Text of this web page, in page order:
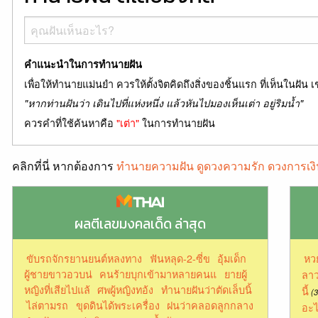
คำแนะนำในการทำนายฝัน
เพื่อให้ทำนายแม่นยำ ควรให้ตั้งจิตคิดถึงสิ่งของชิ้นแรก ที่เห็นในฝัน
"หากท่านฝันว่า เดินไปที่แห่งหนึ่ง แล้วหันไปมองเห็นเต่า อยู่ริมน้ำ"
ควรคำที่ใช้ค้นหาคือ "เต่า"ในการทำนายฝัน
คลิกที่นี่ หากต้องการ ทำนายความฝัน ดูดวงความรัก ดวงการเ
ผลตีเลขมงคลเด็ด ล่าสุด
ขับรถจักรยานยนต์หลงทาง ฟันหลุด-2-ซี่ข อุ้มเด็ก
ผู้ชายขาวอวบน่ คนร้ายบุกเข้ามาหลายคนแ ยายผู้
หญิงที่เสียไปแล้ ศพผู้หญิงทอ้ง ทํานายฝันว่าตัดเล็บนิ้
ไล่ตามรถ ขุดดินได้พระเครื่อง ฝนว่าคลอดลูกกลาง
ห
ลา
นี้
อะ